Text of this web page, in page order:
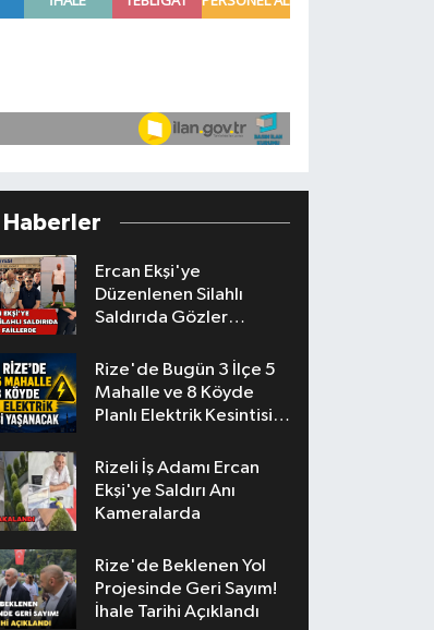
Haberler
Ercan Ekşi'ye
Düzenlenen Silahlı
Saldırıda Gözler
Rize'de Bugün 3 İlçe 5
Mahalle ve 8 Köyde
Planlı Elektrik Kesintisi
Rizeli İş Adamı Ercan
Ekşi'ye Saldırı Anı
Kameralarda
Rize'de Beklenen Yol
Projesinde Geri Sayım!
İhale Tarihi Açıklandı